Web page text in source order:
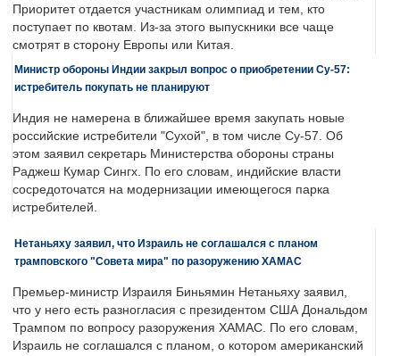
Приоритет отдается участникам олимпиад и тем, кто
поступает по квотам. Из-за этого выпускники все чаще
смотрят в сторону Европы или Китая.
Министр обороны Индии закрыл вопрос о приобретении Су-57:
истребитель покупать не планируют
Индия не намерена в ближайшее время закупать новые
российские истребители "Сухой", в том числе Су-57. Об
этом заявил секретарь Министерства обороны страны
Раджеш Кумар Сингх. По его словам, индийские власти
сосредоточатся на модернизации имеющегося парка
истребителей.
Нетаньяху заявил, что Израиль не соглашался с планом
трамповского "Совета мира" по разоружению ХАМАС
Премьер-министр Израиля Биньямин Нетаньяху заявил,
что у него есть разногласия с президентом США Дональдом
Трампом по вопросу разоружения ХАМАС. По его словам,
Израиль не соглашался с планом, о котором американский